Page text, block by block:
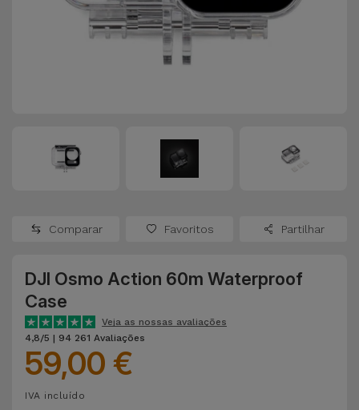
Oppo
Dyson
TCL
Outras
Marcas
Apple Watch
Recondicionados
Recondicionados
tudo
Adaptadores
Carregadores
e Colunas
Smartwatches
e Braceletes
Correntes
para
Telemóvel
Comparar Favoritos Partilhar
DJI Osmo Action 60m Waterproof
Case
Veja as nossas avaliações
4,8/5 | 94 261 Avaliações
59,00 €
IVA incluído